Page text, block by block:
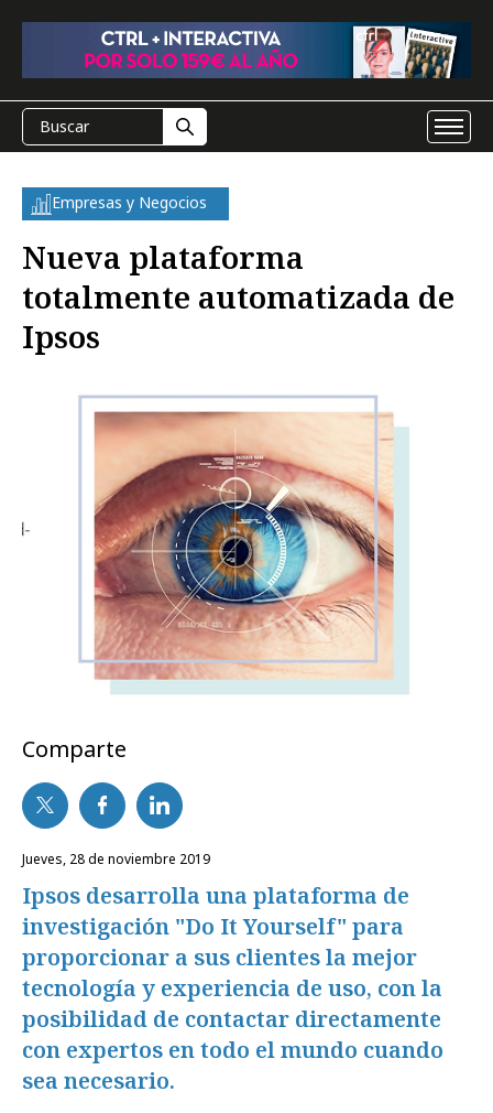
Empresas y Negocios
Nueva plataforma
totalmente automatizada de
Ipsos
Comparte
jueves, 28 de noviembre 2019
Ipsos desarrolla una plataforma de
investigación "Do It Yourself" para
proporcionar a sus clientes la mejor
tecnología y experiencia de uso, con la
posibilidad de contactar directamente
con expertos en todo el mundo cuando
sea necesario.